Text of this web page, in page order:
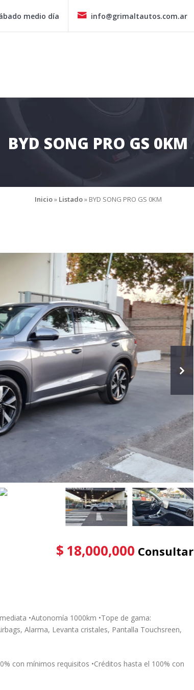
medio día info@grimaltautos.com.ar
BYD SONG PRO GS 0KM
Inicio» Listado» BYD SONG PRO GS 0KM
$ 18,000,000 Consultar
•Autonomía 1000km •Tope de gama:
Alarma, Levanta cristales, Pantalla Touchsreen,
con mínimos requisitos •Créditos hasta el 100% con